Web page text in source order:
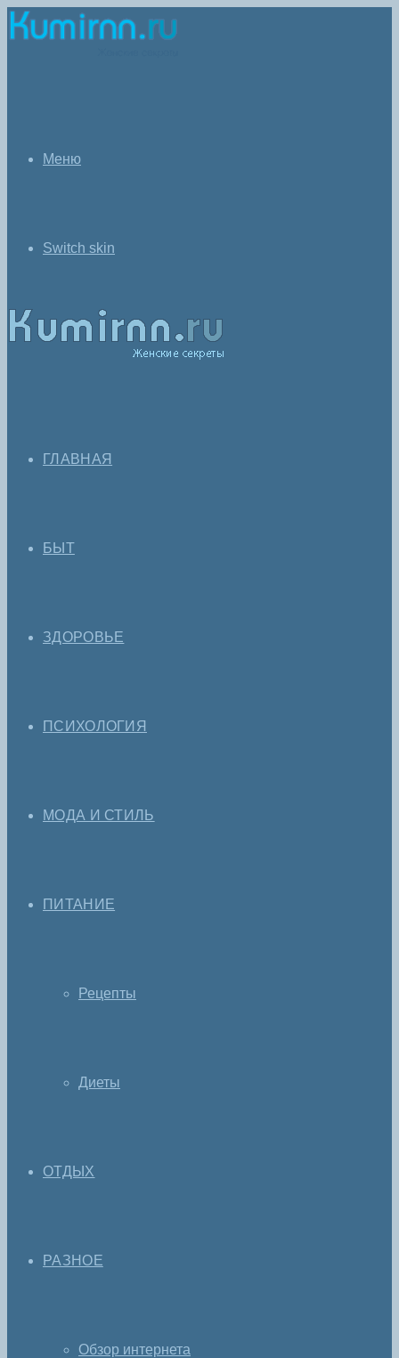
Меню
Switch skin
ГЛАВНАЯ
БЫТ
ЗДОРОВЬЕ
ПСИХОЛОГИЯ
МОДА И СТИЛЬ
ПИТАНИЕ
Рецепты
Диеты
ОТДЫХ
РАЗНОЕ
Обзор интернета